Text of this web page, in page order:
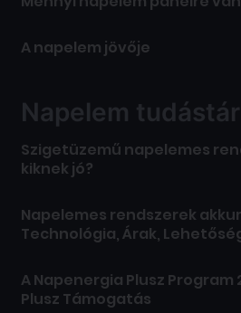
A napelem jövője
Napelem tudástár
Szigetüzemű napelemes
kiknek jó?
Napelemes rendszerek
Technológia, Árak,
A Napenergia Plusz Program
Plusz Támogatás